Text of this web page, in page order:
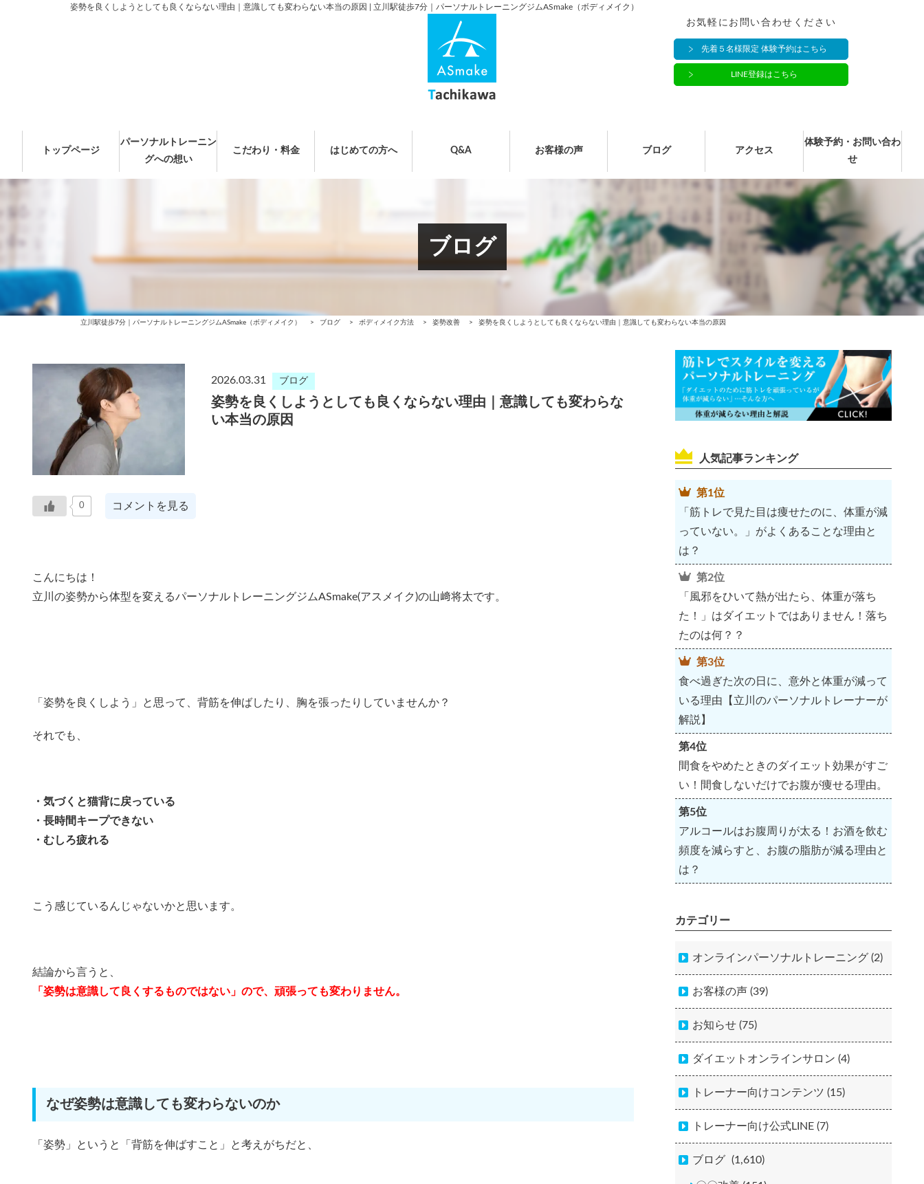
姿勢を良くしようとしても良くならない理由｜意識しても変わらない本当の原因 | 立川駅徒歩7分｜パーソナルトレーニングジムASmake（ボディメイク）
お気軽にお問い合わせください
先着５名様限定 体験予約はこちら
LINE登録はこちら
トップページ
パーソナルトレーニン
グへの想い
こだわり・料金 はじめての方へ Q&A お客様の声 ブログ アクセス
体験予約・お問い合わ
せ
ブログ
立川駅徒歩7分｜パーソナルトレーニングジムASmake（ボディメイク） > ブログ > ボディメイク方法 > 姿勢改善 > 姿勢を良くしようとしても良くならない理由｜意識しても変わらない本当の原因
2026.03.31 ブログ
姿勢を良くしようとしても良くならない理由｜意識しても変わらな
い本当の原因
0 コメントを見る
こんにちは！
立川の姿勢から体型を変えるパーソナルトレーニングジムASmake(アスメイク)の山﨑将太です。
「姿勢を良くしよう」と思って、背筋を伸ばしたり、胸を張ったりしていませんか？
それでも、
・気づくと猫背に戻っている
・長時間キープできない
・むしろ疲れる
こう感じているんじゃないかと思います。
結論から言うと、
「姿勢は意識して良くするものではない」ので、頑張っても変わりません。
なぜ姿勢は意識しても変わらないのか
「姿勢」というと「背筋を伸ばすこと」と考えがちだと、
人気記事ランキング
第1位
「筋トレで見た目は痩せたのに、体重が減
っていない。」がよくあることな理由と
は？
第2位
「風邪をひいて熱が出たら、体重が落ち
た！」はダイエットではありません！落ち
たのは何？？
第3位
食べ過ぎた次の日に、意外と体重が減って
いる理由【立川のパーソナルトレーナーが
解説】
第4位
間食をやめたときのダイエット効果がすご
い！間食しないだけでお腹が痩せる理由。
第5位
アルコールはお腹周りが太る！お酒を飲む
頻度を減らすと、お腹の脂肪が減る理由と
は？
カテゴリー
オンラインパーソナルトレーニング (2)
お客様の声 (39)
お知らせ (75)
ダイエットオンラインサロン (4)
トレーナー向けコンテンツ (15)
トレーナー向け公式LINE (7)
ブログ (1,610)